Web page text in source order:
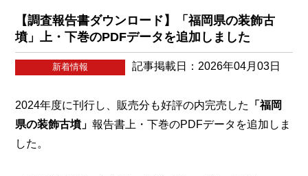
【調査報告書ダウンロード】「福岡県の装飾古
墳」上・下巻のPDFデータを追加しました
新着情報 記事掲載日：2026年04月03日
2024年度に刊行し、販売分も好評の内完売した
「福岡
県の装飾古墳」報告書上・下巻のPDFデータを追加しま
した。